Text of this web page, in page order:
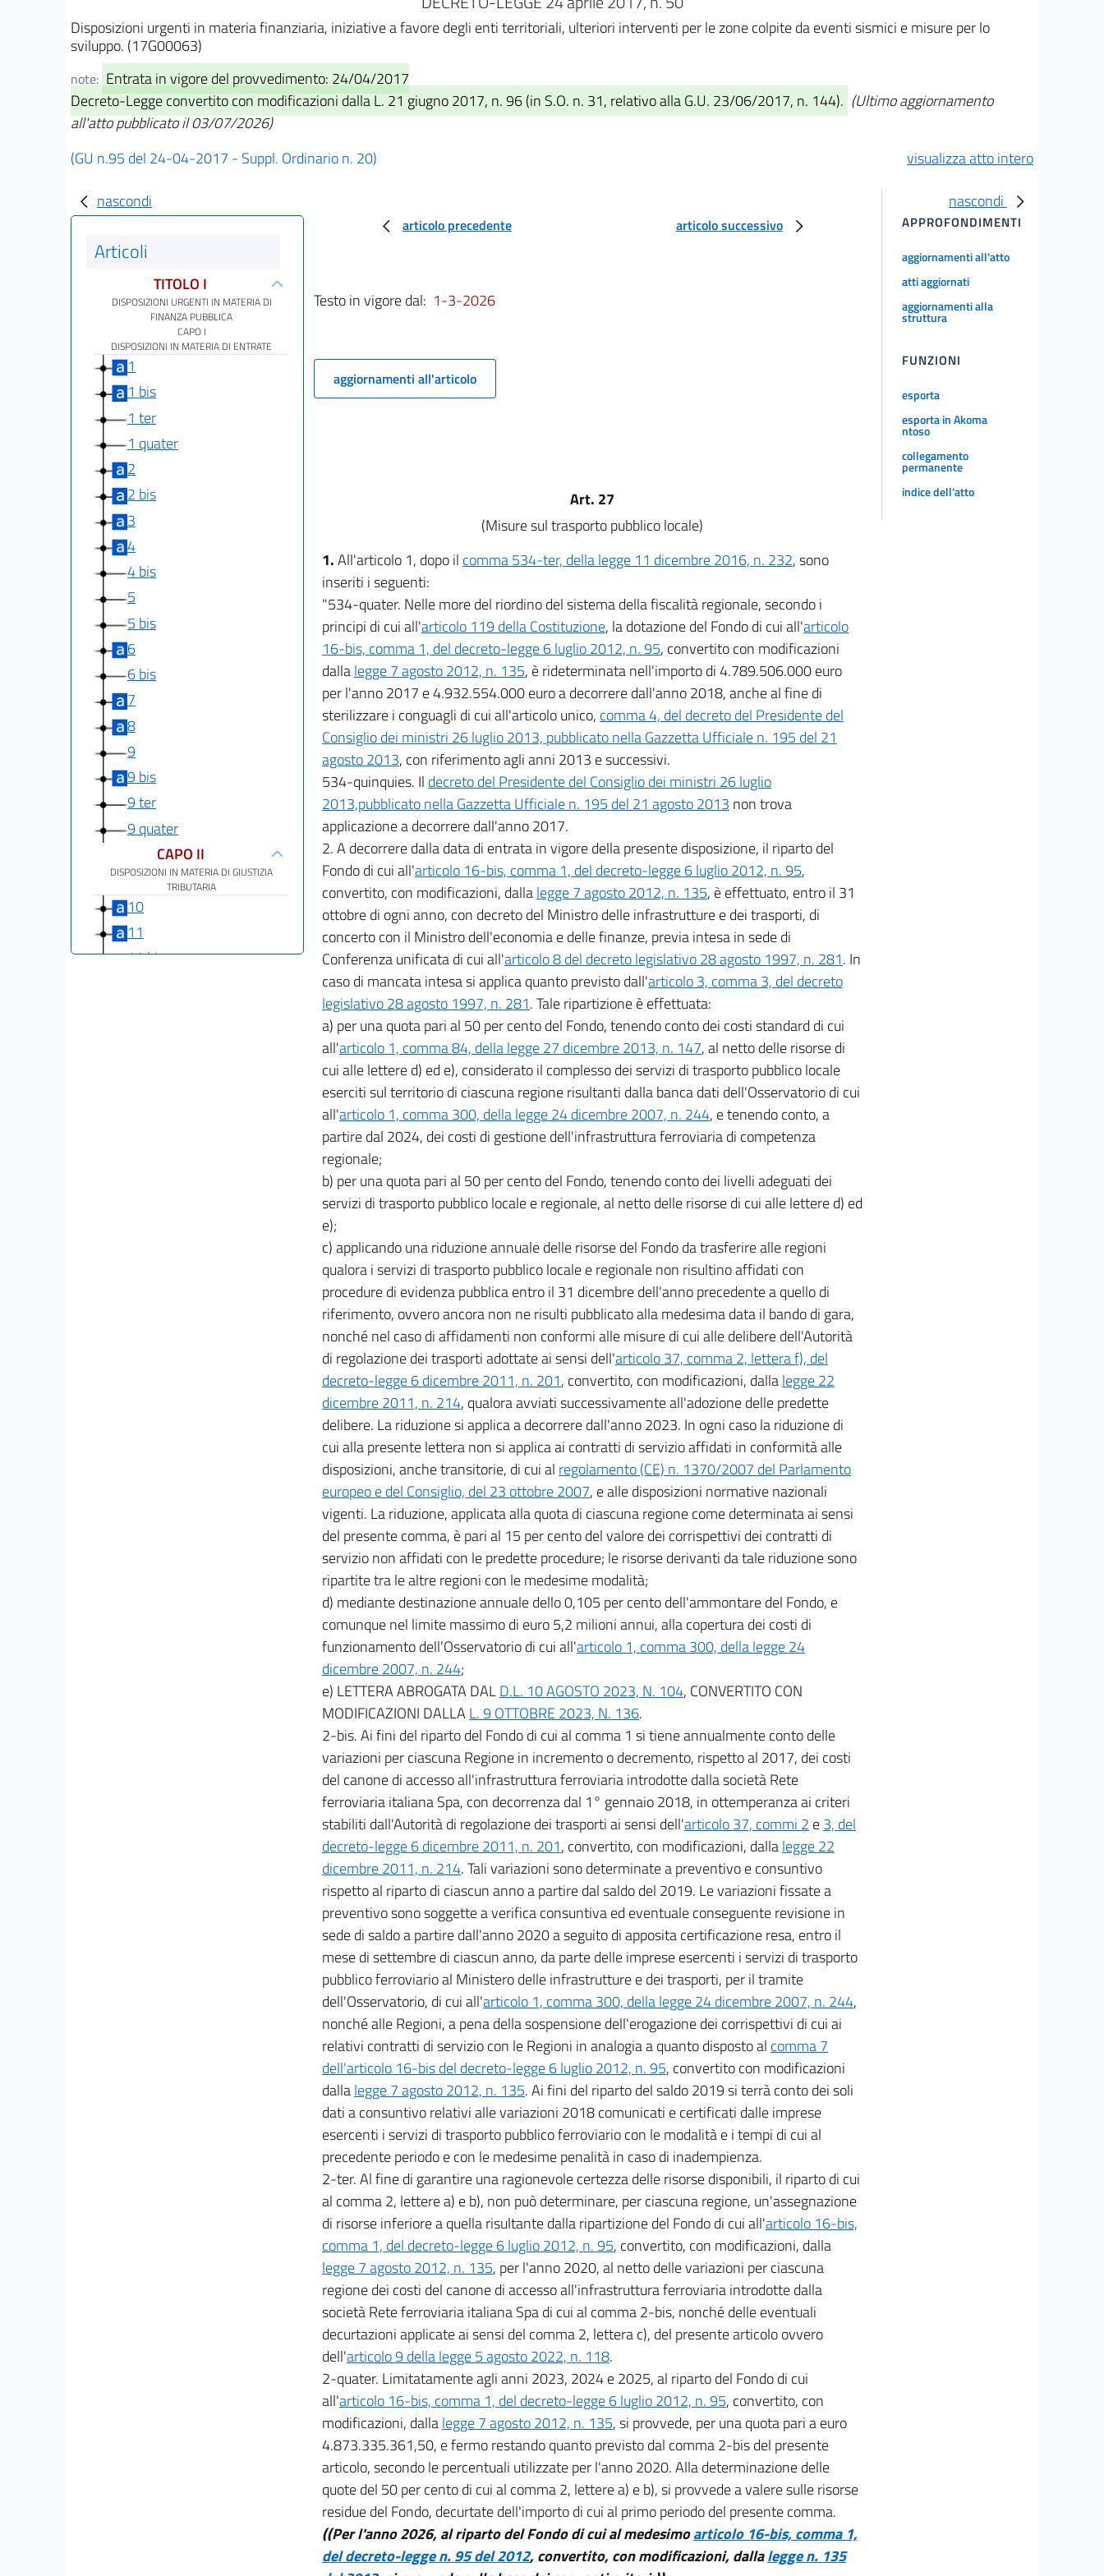
Disposizioni urgenti in materia finanziaria, iniziative a favore degli enti territoriali, ulteriori interventi per le zone colpite da eventi sismici e misure per lo
sviluppo. (17G00063)
note: Entrata in vigore del provvedimento: 24/04/2017
Decreto-Legge convertito con modificazioni dalla L. 21 giugno 2017, n. 96 (in S.O. n. 31, relativo alla G.U. 23/06/2017, n. 144). (Ultimo aggiornamento
all'atto pubblicato il 03/07/2026)
(GU n.95 del 24-04-2017 - Suppl. Ordinario n. 20)
visualizza atto intero
nascondi
Articoli
TITOLO I
DISPOSIZIONI URGENTI IN MATERIA DI
FINANZA PUBBLICA
CAPO I
DISPOSIZIONI IN MATERIA DI ENTRATE
1
1 bis
1 ter
1 quater
2
2 bis
3
4
4 bis
5
5 bis
6
6 bis
7
8
9
9 bis
9 ter
9 quater
CAPO II
DISPOSIZIONI IN MATERIA DI GIUSTIZIA
TRIBUTARIA
10
11
11 bis
articolo precedente articolo successivo
Testo in vigore dal: 1-3-2026
aggiornamenti all'articolo
Art. 27
(Misure sul trasporto pubblico locale)
1.All'articolo 1, dopo il comma 534-ter, della legge 11 dicembre 2016, n. 232, sono
inseriti i seguenti:
"534-quater. Nelle more del riordino del sistema della fiscalità regionale, secondo i
principi di cui all'articolo 119 della Costituzione, la dotazione del Fondo di cui all'articolo
16-bis, comma 1, del decreto-legge 6 luglio 2012, n. 95, convertito con modificazioni
dallalegge 7 agosto 2012, n. 135, è rideterminata nell'importo di 4.789.506.000 euro
per l'anno 2017 e 4.932.554.000 euro a decorrere dall'anno 2018, anche al fine di
sterilizzare i conguagli di cui all'articolo unico, comma 4, del decreto del Presidente del
Consiglio dei ministri 26 luglio 2013, pubblicato nella Gazzetta Ufficiale n. 195 del 21
agosto 2013, con riferimento agli anni 2013 e successivi.
534-quinquies. Il decreto del Presidente del Consiglio dei ministri 26 luglio
2013,pubblicato nella Gazzetta Ufficiale n. 195 del 21 agosto 2013 non trova
applicazione a decorrere dall'anno 2017.
2. A decorrere dalla data di entrata in vigore della presente disposizione, il riparto del
Fondo di cui all'articolo 16-bis, comma 1, del decreto-legge 6 luglio 2012, n. 95,
convertito, con modificazioni, dallalegge 7 agosto 2012, n. 135, è effettuato, entro il 31
ottobre di ogni anno, con decreto del Ministro delle infrastrutture e dei trasporti, di
concerto con il Ministro dell'economia e delle finanze, previa intesa in sede di
Conferenza unificata di cui all'articolo 8 del decreto legislativo 28 agosto 1997, n. 281. In
caso di mancata intesa si applica quanto previsto dall'articolo 3, comma 3, del decreto
legislativo 28 agosto 1997, n. 281. Tale ripartizione è effettuata:
a) per una quota pari al 50 per cento del Fondo, tenendo conto dei costi standard di cui
all'articolo 1, comma 84, della legge 27 dicembre 2013, n. 147, al netto delle risorse di
cui alle lettere d) ed e), considerato il complesso dei servizi di trasporto pubblico locale
eserciti sul territorio di ciascuna regione risultanti dalla banca dati dell'Osservatorio di cui
all'articolo 1, comma 300, della legge 24 dicembre 2007, n. 244, e tenendo conto, a
partire dal 2024, dei costi di gestione dell'infrastruttura ferroviaria di competenza
regionale;
b) per una quota pari al 50 per cento del Fondo, tenendo conto dei livelli adeguati dei
servizi di trasporto pubblico locale e regionale, al netto delle risorse di cui alle lettere d) ed
e);
c) applicando una riduzione annuale delle risorse del Fondo da trasferire alle regioni
qualora i servizi di trasporto pubblico locale e regionale non risultino affidati con
procedure di evidenza pubblica entro il 31 dicembre dell'anno precedente a quello di
riferimento, ovvero ancora non ne risulti pubblicato alla medesima data il bando di gara,
nonché nel caso di affidamenti non conformi alle misure di cui alle delibere dell'Autorità
di regolazione dei trasporti adottate ai sensi dell'articolo 37, comma 2, lettera f), del
decreto-legge 6 dicembre 2011, n. 201, convertito, con modificazioni, dallalegge 22
dicembre 2011, n. 214, qualora avviati successivamente all'adozione delle predette
delibere. La riduzione si applica a decorrere dall'anno 2023. In ogni caso la riduzione di
cui alla presente lettera non si applica ai contratti di servizio affidati in conformità alle
disposizioni, anche transitorie, di cui al regolamento (CE) n. 1370/2007 del Parlamento
europeo e del Consiglio, del 23 ottobre 2007, e alle disposizioni normative nazionali
vigenti. La riduzione, applicata alla quota di ciascuna regione come determinata ai sensi
del presente comma, è pari al 15 per cento del valore dei corrispettivi dei contratti di
servizio non affidati con le predette procedure; le risorse derivanti da tale riduzione sono
ripartite tra le altre regioni con le medesime modalità;
d) mediante destinazione annuale dello 0,105 per cento dell'ammontare del Fondo, e
comunque nel limite massimo di euro 5,2 milioni annui, alla copertura dei costi di
funzionamento dell'Osservatorio di cui all'articolo 1, comma 300, della legge 24
dicembre 2007, n. 244;
e) LETTERA ABROGATA DALD.L. 10 AGOSTO 2023, N. 104, CONVERTITO CON
MODIFICAZIONI DALLA L. 9 OTTOBRE 2023, N. 136.
2-bis. Ai fini del riparto del Fondo di cui al comma 1 si tiene annualmente conto delle
variazioni per ciascuna Regione in incremento o decremento, rispetto al 2017, dei costi
del canone di accesso all'infrastruttura ferroviaria introdotte dalla società Rete
ferroviaria italiana Spa, con decorrenza dal 1° gennaio 2018, in ottemperanza ai criteri
stabiliti dall'Autorità di regolazione dei trasporti ai sensi dell'articolo 37, commi 2 e3, del
decreto-legge 6 dicembre 2011, n. 201, convertito, con modificazioni, dallalegge 22
dicembre 2011, n. 214. Tali variazioni sono determinate a preventivo e consuntivo
rispetto al riparto di ciascun anno a partire dal saldo del 2019. Le variazioni fissate a
preventivo sono soggette a verifica consuntiva ed eventuale conseguente revisione in
sede di saldo a partire dall'anno 2020 a seguito di apposita certificazione resa, entro il
mese di settembre di ciascun anno, da parte delle imprese esercenti i servizi di trasporto
pubblico ferroviario al Ministero delle infrastrutture e dei trasporti, per il tramite
dell'Osservatorio, di cui all'articolo 1, comma 300, della legge 24 dicembre 2007, n. 244,
nonché alle Regioni, a pena della sospensione dell'erogazione dei corrispettivi di cui ai
relativi contratti di servizio con le Regioni in analogia a quanto disposto al comma 7
dell'articolo 16-bis del decreto-legge 6 luglio 2012, n. 95, convertito con modificazioni
dallalegge 7 agosto 2012, n. 135. Ai fini del riparto del saldo 2019 si terrà conto dei soli
dati a consuntivo relativi alle variazioni 2018 comunicati e certificati dalle imprese
esercenti i servizi di trasporto pubblico ferroviario con le modalità e i tempi di cui al
precedente periodo e con le medesime penalità in caso di inadempienza.
2-ter. Al fine di garantire una ragionevole certezza delle risorse disponibili, il riparto di cui
al comma 2, lettere a) e b), non può determinare, per ciascuna regione, un'assegnazione
di risorse inferiore a quella risultante dalla ripartizione del Fondo di cui all'articolo 16-bis,
comma 1, del decreto-legge 6 luglio 2012, n. 95, convertito, con modificazioni, dalla
legge 7 agosto 2012, n. 135, per l'anno 2020, al netto delle variazioni per ciascuna
regione dei costi del canone di accesso all'infrastruttura ferroviaria introdotte dalla
società Rete ferroviaria italiana Spa di cui al comma 2-bis, nonché delle eventuali
decurtazioni applicate ai sensi del comma 2, lettera c), del presente articolo ovvero
dell'articolo 9 della legge 5 agosto 2022, n. 118.
2-quater. Limitatamente agli anni 2023, 2024 e 2025, al riparto del Fondo di cui
all'articolo 16-bis, comma 1, del decreto-legge 6 luglio 2012, n. 95, convertito, con
modificazioni, dallalegge 7 agosto 2012, n. 135, si provvede, per una quota pari a euro
4.873.335.361,50, e fermo restando quanto previsto dal comma 2-bis del presente
articolo, secondo le percentuali utilizzate per l'anno 2020. Alla determinazione delle
quote del 50 per cento di cui al comma 2, lettere a) e b), si provvede a valere sulle risorse
residue del Fondo, decurtate dell'importo di cui al primo periodo del presente comma.
((Per l'anno 2026, al riparto del Fondo di cui al medesimoarticolo 16-bis, comma 1,
del decreto-legge n. 95 del 2012, convertito, con modificazioni, dallalegge n. 135
nascondi
APPROFONDIMENTI
aggiornamenti all'atto
atti aggiornati
aggiornamenti alla
struttura
FUNZIONI
esporta
esporta in Akoma
ntoso
collegamento
permanente
indice dell'atto